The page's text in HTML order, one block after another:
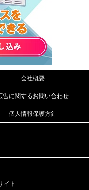
会社概要
告に関するお問い合わせ
個人情報保護方針
イト